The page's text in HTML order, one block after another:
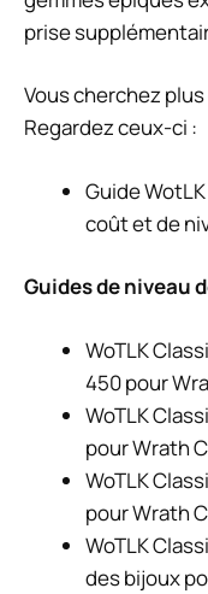
prise
Vous cherchez
Regardez ceux-ci :
Guide
coût et de
Guides de niveau
WoTLK
450 pour
WoTLK
pour Wrath
WoTLK
pour Wrath
WoTLK
des bijoux